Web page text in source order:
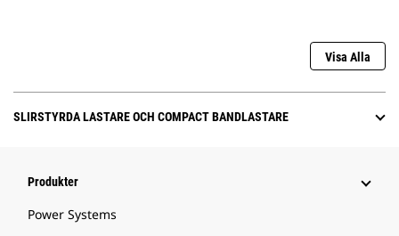
Visa Alla
SLIRSTYRDA LASTARE OCH COMPACT BANDLASTARE
Produkter
Power Systems